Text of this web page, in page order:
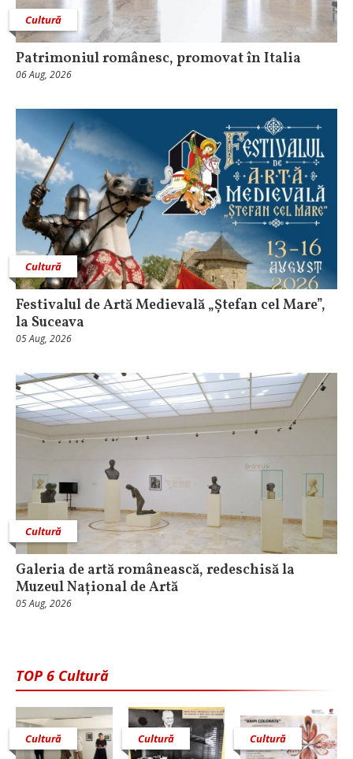
Cultură
Patrimoniul românesc, promovat în Italia
06 Aug, 2026
Cultură
Festivalul de Artă Medievală „Ștefan cel Mare”,
la Suceava
05 Aug, 2026
Cultură
Galeria de artă românească, redeschisă la
Muzeul Național de Artă
05 Aug, 2026
TOP 6 Cultură
Cultură Cultură Cultură